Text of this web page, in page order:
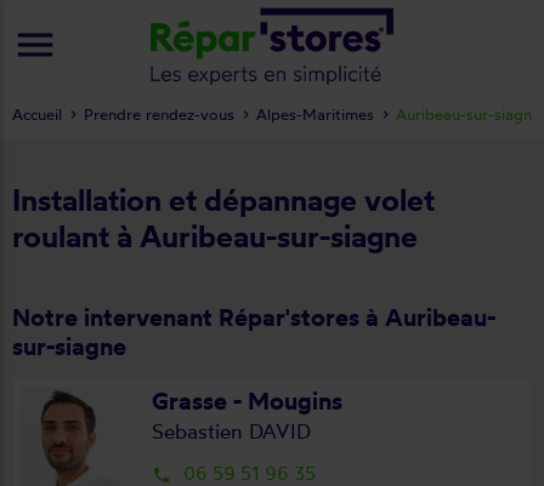
Installation et dépannage volet
roulant à Auribeau-sur-siagne
Notre intervenant Répar'stores à Auribeau-
sur-siagne
Grasse - Mougins
Sebastien DAVID
local_phone 06 59 51 96 35
Accueil Prendre rendez-vous Alpes-Maritimes Auribeau-sur-siagne
menu